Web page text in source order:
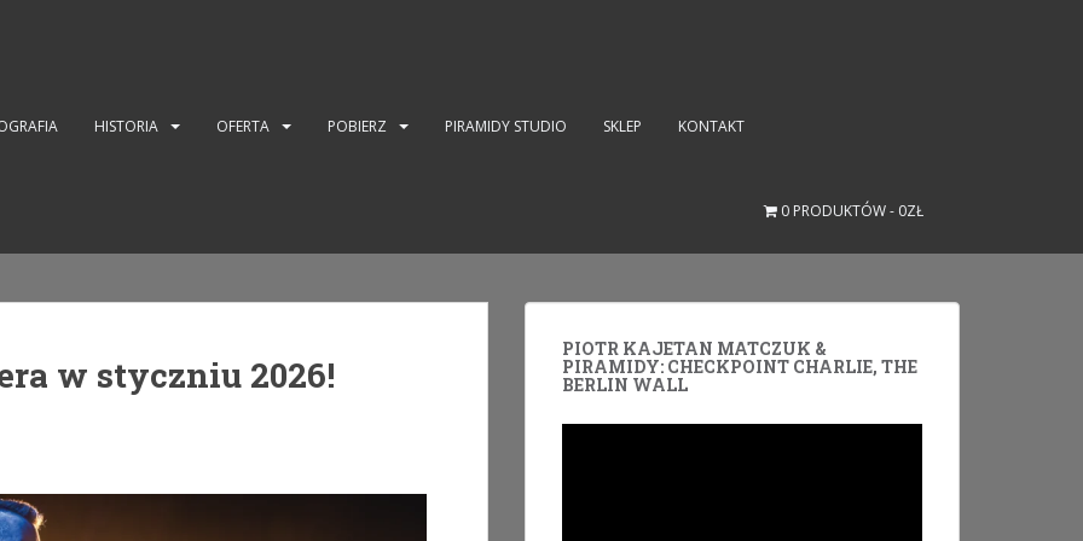
HISTORIA OFERTA POBIERZ PIRAMIDY STUDIO SKLEP KONTAKT
0 PRODUKTÓW 0ZŁ
w styczniu 2026!
PIOTR KAJETAN MATCZUK &
PIRAMIDY: CHECKPOINT CHARLIE, THE
BERLIN WALL